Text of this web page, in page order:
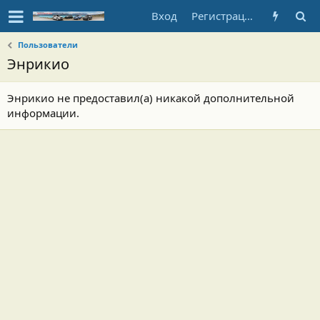
Вход Регистрация
Пользователи
Энрикио
Энрикио не предоставил(а) никакой дополнительной
информации.